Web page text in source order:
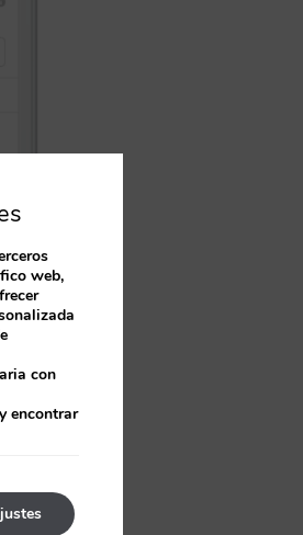
web,
con
encontrar